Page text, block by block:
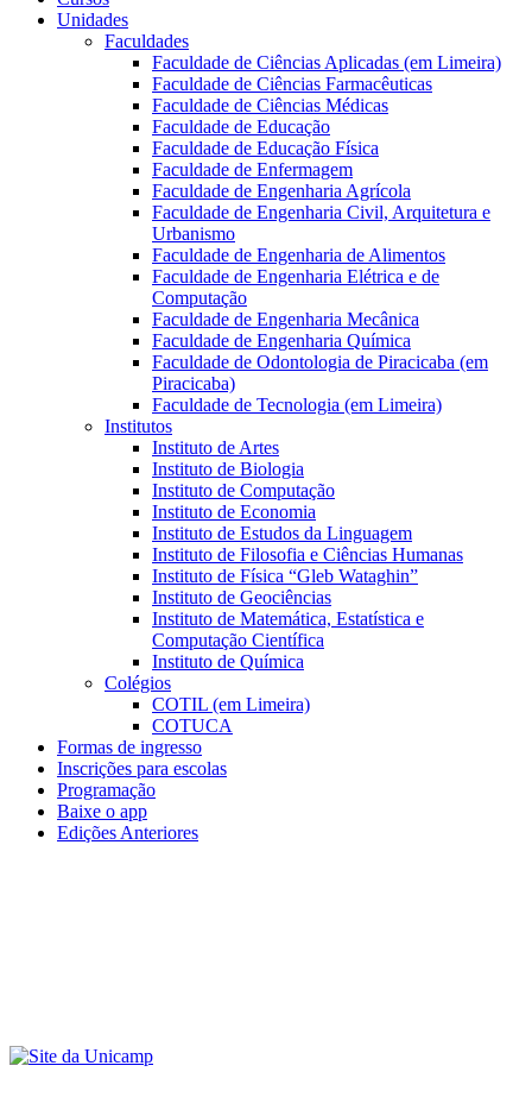
Unidades
Faculdades
Faculdade de Ciências Aplicadas (em Limeira)
Faculdade de Ciências Farmacêuticas
Faculdade de Ciências Médicas
Faculdade de Educação
Faculdade de Educação Física
Faculdade de Enfermagem
Faculdade de Engenharia Agrícola
Faculdade de Engenharia Civil, Arquitetura e
Urbanismo
Faculdade de Engenharia de Alimentos
Faculdade de Engenharia Elétrica e de
Computação
Faculdade de Engenharia Mecânica
Faculdade de Engenharia Química
Faculdade de Odontologia de Piracicaba (em
Piracicaba)
Faculdade de Tecnologia (em Limeira)
Institutos
Instituto de Artes
Instituto de Biologia
Instituto de Computação
Instituto de Economia
Instituto de Estudos da Linguagem
Instituto de Filosofia e Ciências Humanas
Instituto de Física “Gleb Wataghin”
Instituto de Geociências
Instituto de Matemática, Estatística e
Computação Científica
Instituto de Química
Colégios
COTIL (em Limeira)
COTUCA
Formas de ingresso
Inscrições para escolas
Programação
Baixe o app
Edições Anteriores